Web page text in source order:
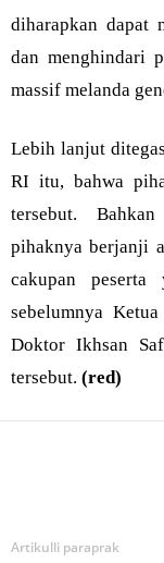
diharapkan dapat
dan menghindari
massif melanda
Lebih lanjut
RI itu, bahwa
tersebut.
pihaknya berjanji
cakupan
sebelumnya
Doktor Ikhsan
tersebut. (red)
Artikulli paraprak